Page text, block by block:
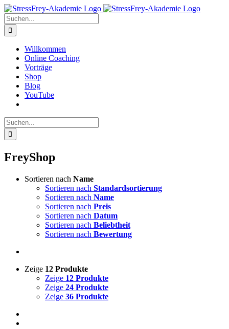
Zum
Inhalt
springen
Suche
nach:
Willkommen
Online Coaching
Vorträge
Shop
Blog
YouTube
Suche
nach:
FreyShop
Sortieren nach Name
Sortieren nach Standardsortierung
Sortieren nach Name
Sortieren nach Preis
Sortieren nach Datum
Sortieren nach Beliebtheit
Sortieren nach Bewertung
Zeige 12 Produkte
Zeige 12 Produkte
Zeige 24 Produkte
Zeige 36 Produkte